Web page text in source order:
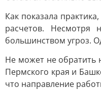
Как показала
расчетов. Несмотря
большинством угроз.
Не может не обратить
Пермского края и
что направление